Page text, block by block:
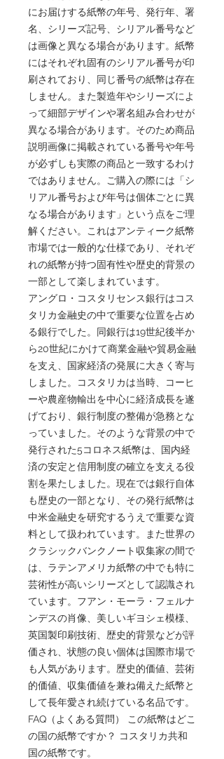
にお届けする紙幣の年号、発行年、署
名、シリーズ記号、シリアル番号など
は画像と異なる場合があります。紙幣
にはそれぞれ固有のシリアル番号が印
刷されており、同じ番号の紙幣は存在
しません。また製造年やシリーズによ
って細部デザインや署名組み合わせが
異なる場合があります。そのため商品
説明画像に掲載されている番号や年号
が必ずしも実際の商品と一致するわけ
ではありません。ご購入の際には「シ
リアル番号および年号は個体ごとに異
なる場合があります」という点をご理
解ください。これはアンティーク紙幣
市場では一般的な仕様であり、それぞ
れの紙幣が持つ固有性や歴史的背景の
一部として楽しまれています。
アングロ・コスタリセンス銀行はコス
タリカ金融史の中で重要な位置を占め
る銀行でした。同銀行は19世紀後半か
ら20世紀にかけて商業金融や貿易金融
を支え、国家経済の発展に大きく寄与
しました。コスタリカは当時、コーヒ
ーや農産物輸出を中心に経済成長を遂
げており、銀行制度の整備が急務とな
っていました。そのような背景の中で
発行された5コロネス紙幣は、国内経
済の安定と信用制度の確立を支える役
割を果たしました。現在では銀行自体
も歴史の一部となり、その発行紙幣は
中米金融史を研究するうえで重要な資
料として扱われています。また世界の
クラシックバンクノート収集家の間で
は、ラテンアメリカ紙幣の中でも特に
芸術性が高いシリーズとして認識され
ています。フアン・モーラ・フェルナ
ンデスの肖像、美しいギヨシェ模様、
英国製印刷技術、歴史的背景などが評
価され、状態の良い個体は国際市場で
も人気があります。歴史的価値、芸術
的価値、収集価値を兼ね備えた紙幣と
して長年愛され続けている名品です。
FAQ（よくある質問） この紙幣はどこ
の国の紙幣ですか？ コスタリカ共和
国の紙幣です。